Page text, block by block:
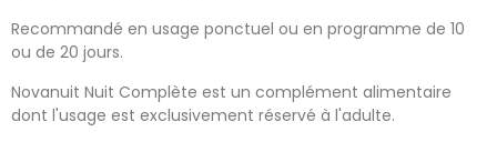
Recommandé en usage ponctuel ou en programme de 10
ou de 20 jours.
Novanuit Nuit Complète est un complément alimentaire
dont l'usage est exclusivement réservé à l'adulte.